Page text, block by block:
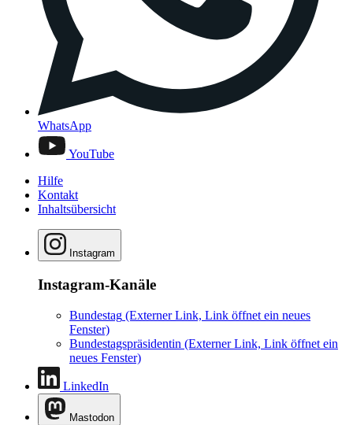
WhatsApp
YouTube
Hilfe
Kontakt
Inhaltsübersicht
Instagram
Instagram-Kanäle
Bundestag (Externer Link, Link öffnet ein neues
Fenster)
Bundestagspräsidentin (Externer Link, Link öffnet ein
neues Fenster)
LinkedIn
Mastodon